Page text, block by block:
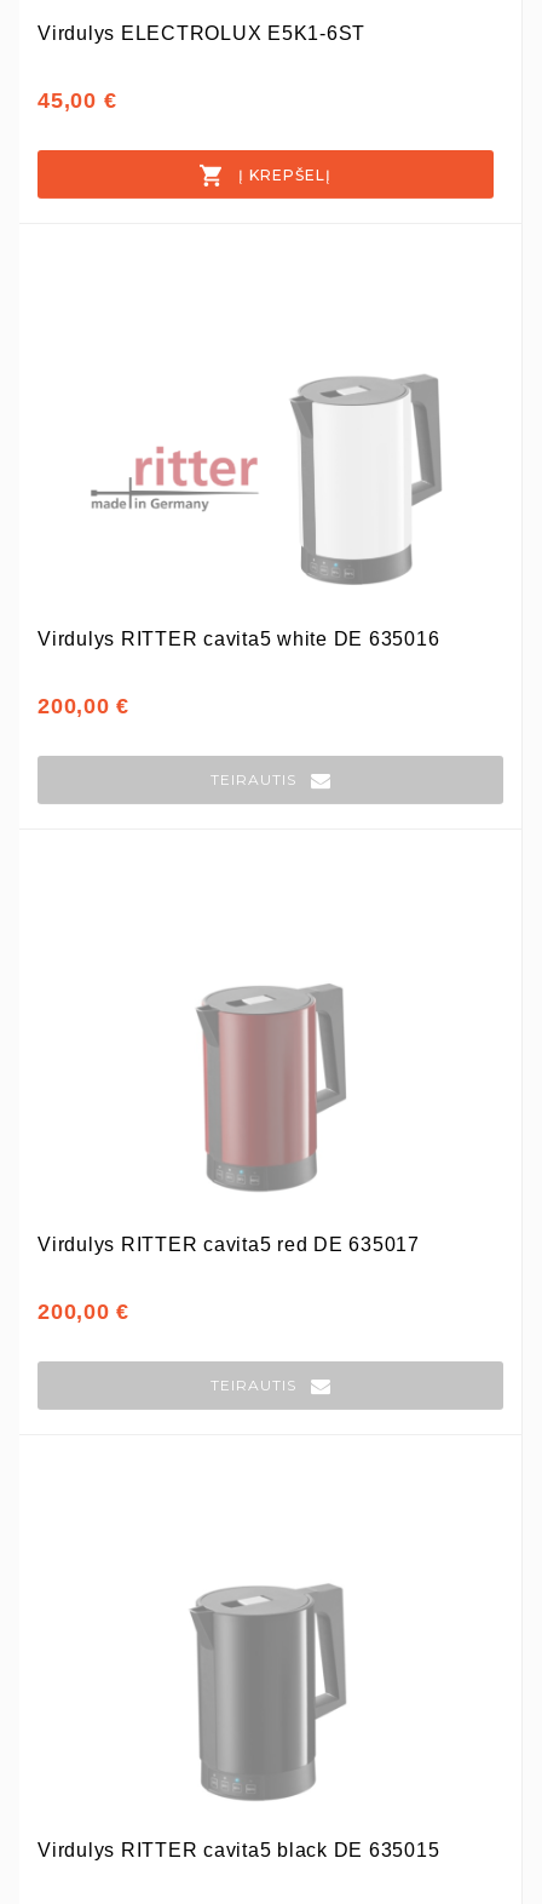
Virdulys ELECTROLUX E5K1-6ST
45,00 €
Į KREPŠELĮ
Virdulys RITTER cavita5 white DE 635016
200,00 €
TEIRAUTIS
Virdulys RITTER cavita5 red DE 635017
200,00 €
TEIRAUTIS
Virdulys RITTER cavita5 black DE 635015